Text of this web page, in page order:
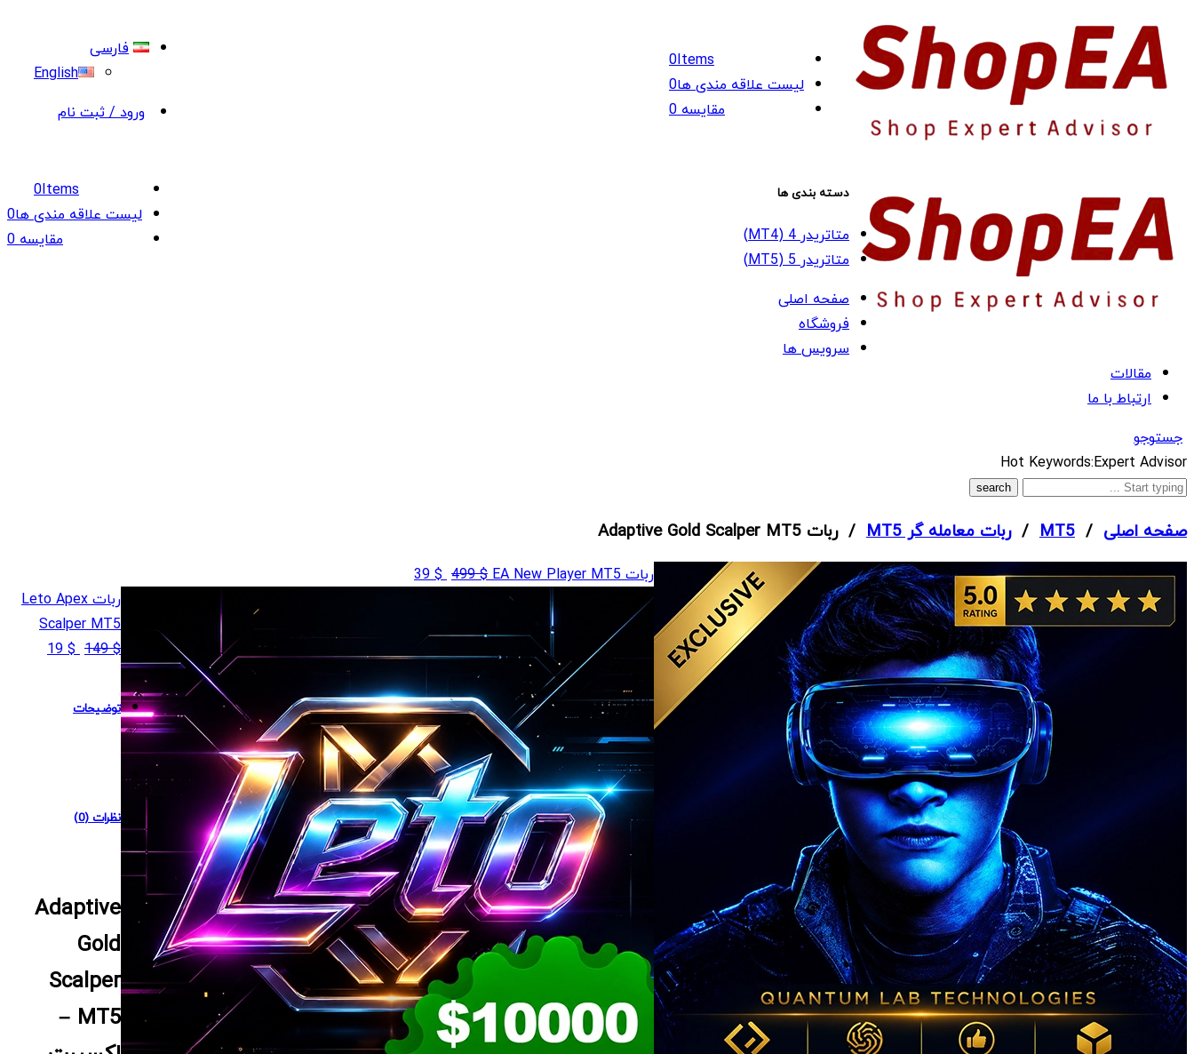
فارسی
English
ورود / ثبت نام
0Items
لیست علاقه مندی ها0
مقایسه0
0Items
لیست علاقه مندی ها0
مقایسه0
دسته بندی ها
متاتریدر 4 (MT4)
متاتریدر 5 (MT5)
صفحه اصلی
فروشگاه
سرویس ها
مقالات
ارتباط با ما
جستوجو
What
are
looking
for?
Hot Keywords:Expert Advisor
صفحه اصلی /
MT5
/ربات معامله گر MT5 / ربات Adaptive Gold Scalper MT5
ربات EA New Player MT5 $
499
قیمت
$
39
قیمت
ربات Leto Apex
Scalper MT5
$
149
قیمت
بود.
$
19
قیمت
توضیحات
نظرات (0)
Adaptive
Gold
Scalper
MT5 –